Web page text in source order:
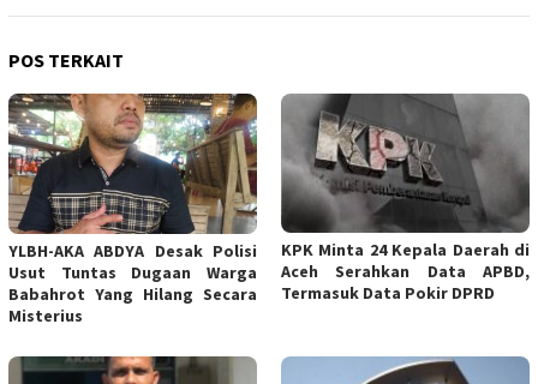
POS TERKAIT
YLBH-AKA ABDYA Desak Polisi
Usut Tuntas Dugaan Warga
Babahrot Yang Hilang Secara
Misterius
KPK Minta 24 Kepala Daerah di
Aceh Serahkan Data APBD,
Termasuk Data Pokir DPRD